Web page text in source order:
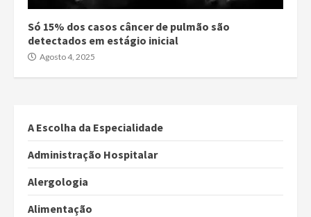
Só 15% dos casos câncer de pulmão são
detectados em estágio inicial
Agosto 4, 2025
A Escolha da Especialidade
Administração Hospitalar
Alergologia
Alimentação